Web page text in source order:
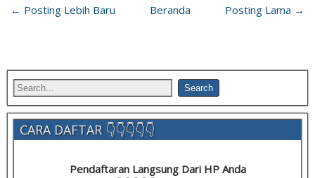
← Posting Lebih Baru Posting Lama →
Beranda
CARA DAFTAR 👇👇👇👇👇
Pendaftaran Langsung Dari HP Anda